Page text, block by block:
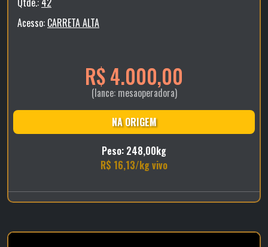
Acesso: CARRETA ALTA
R$ 4.000,00
(lance: mesaoperadora)
NA ORIGEM
Peso: 248,00kg
R$ 16,13/kg vivo